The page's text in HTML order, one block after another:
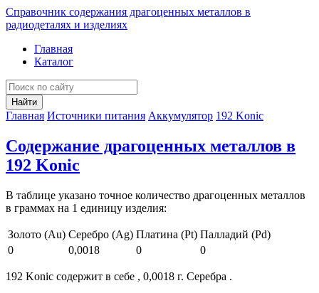
Справочник содержания драгоценных металлов в
радиодеталях и изделиях
Главная
Каталог
Найти
Главная Источники питания Аккумулятор 192 Konic
Содержание драгоценных металлов в
192 Konic
В таблице указано точное количество драгоценных металлов
в граммах на 1 единицу изделия:
Золото (Au) Серебро (Ag) Платина (Pt) Палладий (Pd)
0
0,0018 0 0
192 Konic содержит в себе , 0,0018 г. Серебра .